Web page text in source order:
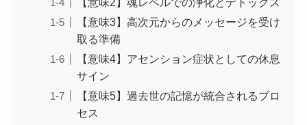
【意味3】高次元からのメッセージを受け
取る準備
【意味4】アセンション症状としての休息
サイン
【意味5】過去世の記憶が統合されるプロ
セス